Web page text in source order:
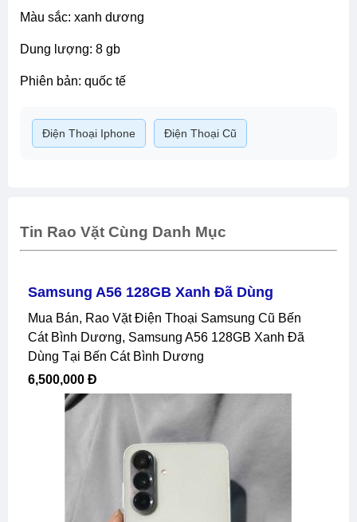
màu sắc: xanh dương
dung lượng: 8 gb
phiên bản: quốc tế
Điện Thoại Iphone Điện Thoại Cũ
Tin Rao Vặt Cùng Danh Mục
Samsung A56 128GB Xanh Đã Dùng
Mua Bán, Rao Vặt Điện Thoại Samsung Cũ Bến
Cát Bình Dương, Samsung A56 128GB Xanh Đã
Dùng Tại Bến Cát Bình Dương
6,500,000 Đ